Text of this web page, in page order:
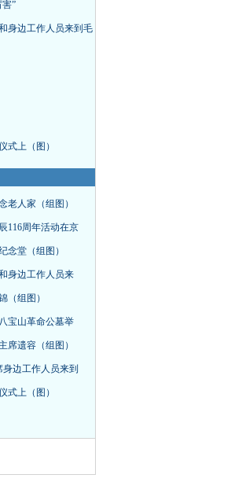
”
身边工作人员来到毛
式上（图）
老人家（组图）
116周年活动在京
念堂（组图）
身边工作人员来
（组图）
宝山革命公墓举
席遗容（组图）
边工作人员来到
式上（图）